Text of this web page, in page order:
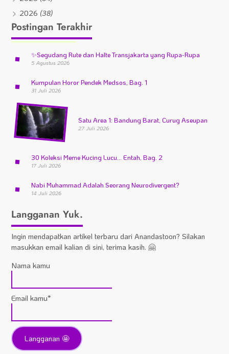
2026 (38)
Postingan Terakhir
✨Segudang Rute dan Halte Transjakarta yang Rupa-Rupa
5 Agustus 2026
Kumpulan Horor Pendek Medsos, Bag. 1
31 Juli 2026
Satu Area 1: Bandung Barat, Curug Aseupan
27 Juli 2026
30 Koleksi Meme Kucing Lucu… Entah, Bag. 2
17 Juli 2026
Nabi Muhammad Adalah Seorang Neurodivergent?
14 Juli 2026
Langganan Yuk.
Ingin mendapatkan artikel terbaru dari Anandastoon? Silakan
masukkan email kalian di sini, terima kasih. 🤗
Nama kamu
Email kamu*